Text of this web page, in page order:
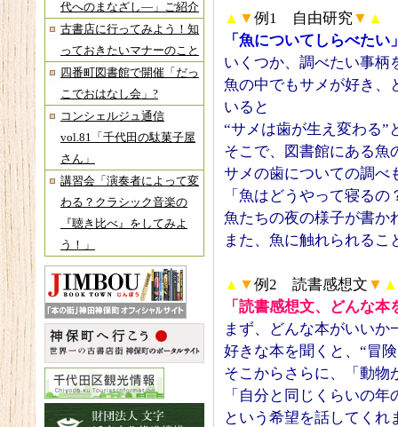
代へのまなざし―」ご紹介
古書店に行ってみよう！知
っておきたいマナーのこと
四番町図書館で開催「だっ
こでおはなし会」?
コンシェルジュ通信
vol.81「千代田の駄菓子屋
さん」
講習会「演奏者によって変
わる？クラシック音楽の
『聴き比べ』をしてみよ
う！」
▲ ▼例1 自由研究▼ ▲
「魚についてしらべたい
いくつか、調べたい事柄
魚の中でもサメが好き、
いると
“サメは歯が生え変わる”
そこで、図書館にある魚
サメの歯についての調べ
「魚はどうやって寝る
魚たちの夜の様子が書か
また、魚に触れられる
▲ ▼例2 読書感想文 ▼ ▲
「読書感想文、どんな
まず、どんな本がいい
好きな本を聞くと、“冒
そこからさらに、「動物
「自分と同じくらいの
という希望を話してくれ